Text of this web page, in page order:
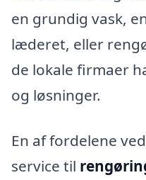
en grundig vask,
læderet, eller
de lokale firmaer
og løsninger.
En af fordelene
service til